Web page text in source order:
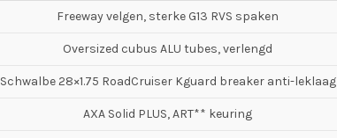
Freeway velgen, sterke G13 RVS spaken
Oversized cubus ALU tubes, verlengd
Schwalbe 28×1.75 RoadCruiser Kguard breaker anti-leklaag
AXA Solid PLUS, ART** keuring